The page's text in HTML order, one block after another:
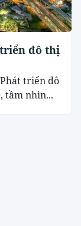
đô thị
triển đô
tầm nhìn...